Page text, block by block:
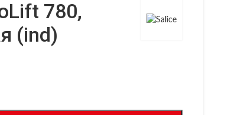
780,
(ind)